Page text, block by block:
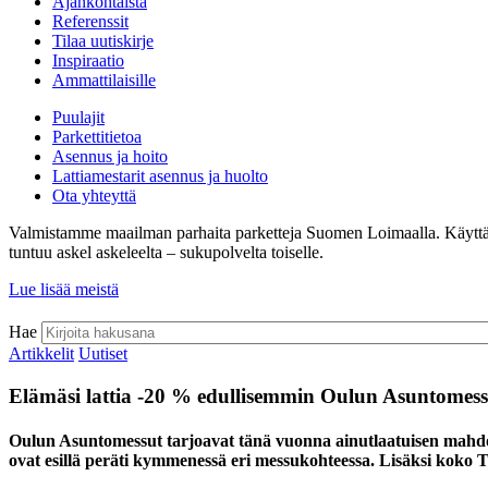
Referenssit
Tilaa uutiskirje
Inspiraatio
Ammattilaisille
Puulajit
Parkettitietoa
Asennus ja hoito
Lattiamestarit asennus ja huolto
Ota yhteyttä
Valmistamme maailman parhaita parketteja Suomen Loimaalla.
tuntuu askel askeleelta – sukupolvelta toiselle.
Lue lisää meistä
Hae
Artikkelit Uutiset
Elämäsi lattia -20 % edullisemmin Oulun
Oulun Asuntomessut tarjoavat tänä vuonna ainutlaatuisen
ovat esillä peräti kymmenessä eri messukohteessa. Lisäksi